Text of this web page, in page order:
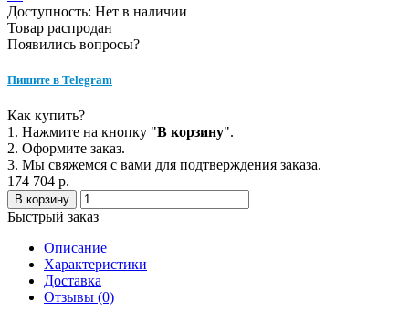
Доступность: Нет в наличии
Товар распродан
Появились вопросы?
Пишите в Telegram
Как купить?
1. Нажмите на кнопку "В корзину".
2. Оформите заказ.
3. Мы свяжемся с вами для подтверждения заказа.
174 704 р.
В корзину
Быстрый заказ
Описание
Характеристики
Доставка
Отзывы (0)